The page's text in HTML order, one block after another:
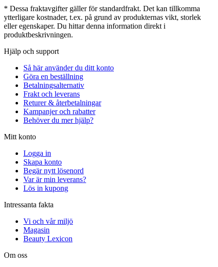
* Dessa fraktavgifter gäller för standardfrakt. Det kan tillkomma
ytterligare kostnader, t.ex. på grund av produkternas vikt, storlek
eller egenskaper. Du hittar denna information direkt i
produktbeskrivningen.
Hjälp och support
Så här använder du ditt konto
Göra en beställning
Betalningsalternativ
Frakt och leverans
Returer & återbetalningar
Kampanjer och rabatter
Behöver du mer hjälp?
Mitt konto
Logga in
Skapa konto
Begär nytt lösenord
Var är min leverans?
Lös in kupong
Intressanta fakta
Vi och vår miljö
Magasin
Beauty Lexicon
Om oss